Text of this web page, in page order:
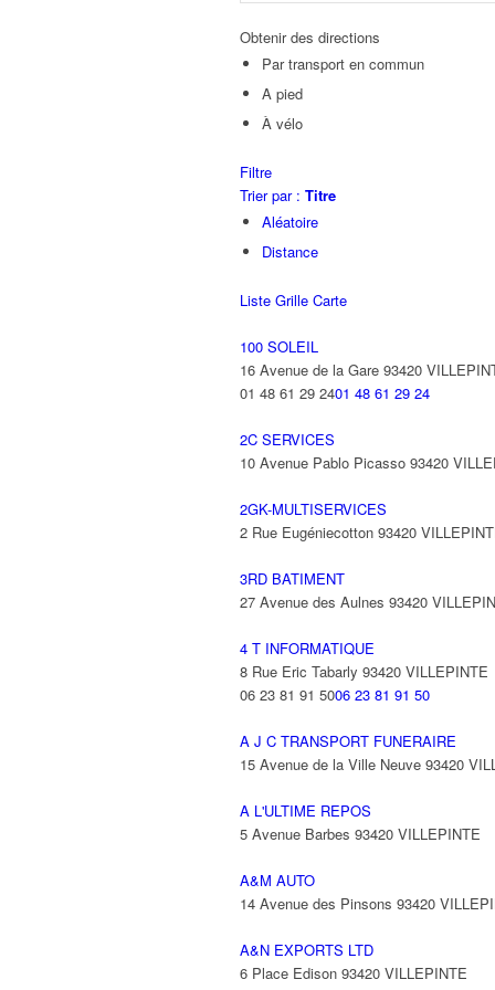
Obtenir des directions
Par transport en commun
A pied
À vélo
Filtre
Trier par : Titre
Aléatoire
Distance
Liste Grille Carte
100 SOLEIL
16 Avenue de la Gare 93420
01 48 61 29 2401 48 61 29 24
2C SERVICES
10 Avenue Pablo Picasso 93420
2GK-MULTISERVICES
2 Rue Eugéniecotton 93420
3RD BATIMENT
27 Avenue des Aulnes 93420
4 T INFORMATIQUE
8 Rue Eric Tabarly 93420 VILLEPINTE
06 23 81 91 5006 23 81 91 50
A J C TRANSPORT FUNERAIRE
15 Avenue de la Ville Neuve 93420
A L'ULTIME REPOS
5 Avenue Barbes 93420 VILLEPINTE
A&M AUTO
14 Avenue des Pinsons 93420
A&N EXPORTS LTD
6 Place Edison 93420 VILLEPINTE